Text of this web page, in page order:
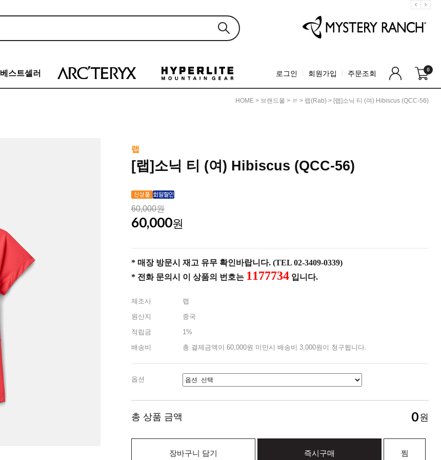
베스트셀러 로그인 회원가입 주문조회 0
HOME > 브랜드몰 > ㄹ > 랩(Rab) > [랩]소닉 티 (여) Hibiscus (QCC-56)
랩
[랩]소닉 티 (여) Hibiscus (QCC-56)
60,000원
60,000원
* 매장 방문시 재고 유무 확인바랍니다. (TEL 02-3409-0339)
* 전화 문의시 이 상품의 번호는 1177734 입니다.
제조사
랩
원산지
중국
적립금
1%
배송비
총 결제금액이 60,000원 미만시 배송비 3,000원이 청구됩니다.
옵션
총 상품 금액 0원
장바구니 담기 즉시구매 찜